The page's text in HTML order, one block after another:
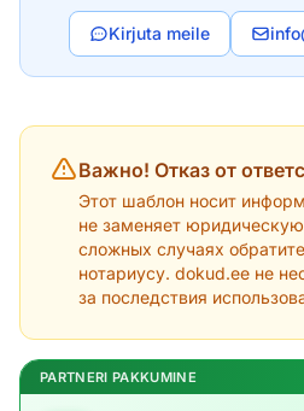
Kirjuta meile
Важно! Отказ от
Этот шаблон носит
не заменяет
сложных случаях
нотариусу. dokud.ee не
за последствия
PARTNERI PAKKUMINE